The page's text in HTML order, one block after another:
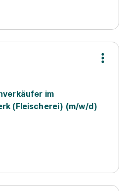
im
(Fleischerei) (m/w/d)